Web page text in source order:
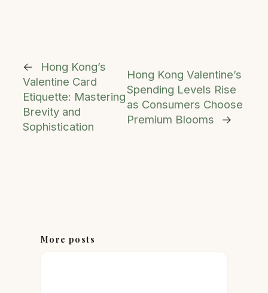
←
Hong Kong’s
Valentine Card
Etiquette: Mastering
Brevity and
Sophistication
Hong Kong Valentine’s
Spending Levels Rise
as Consumers Choose
Premium Blooms
→
More posts